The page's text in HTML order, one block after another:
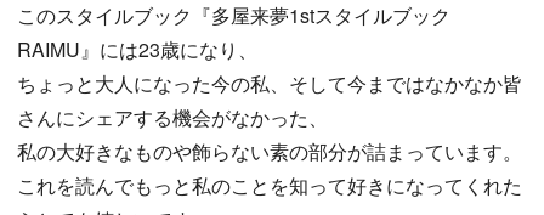
このスタイルブック『多屋来夢1stスタイルブック
RAIMU』には23歳になり、
ちょっと大人になった今の私、そして今まではなかなか皆
さんにシェアする機会がなかった、
私の大好きなものや飾らない素の部分が詰まっています。
これを読んでもっと私のことを知って好きになってくれた